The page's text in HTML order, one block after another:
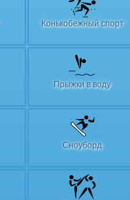
Конькобежный спорт
Прыжки в воду
Сноуборд